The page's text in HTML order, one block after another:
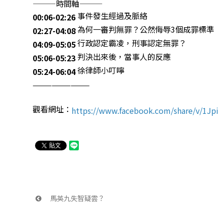
———時間軸———
00:06-02:26 事件發生經過及脈絡
02:27-04:08 為何一審判無罪？公然侮辱3個成罪標準
04:09-05:05 行政認定霸凌，刑事認定無罪？
05:06-05:23 判決出來後，當事人的反應
05:24-06:04 徐律師小叮嚀
—————————
觀看網址： https://www.facebook.com/share/v/
馬英九失智疑雲？